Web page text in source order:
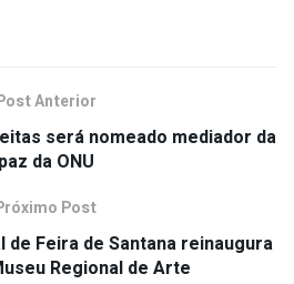
Anterior
será nomeado mediador da
paz da ONU
Post
de Feira de Santana reinaugura
Regional de Arte